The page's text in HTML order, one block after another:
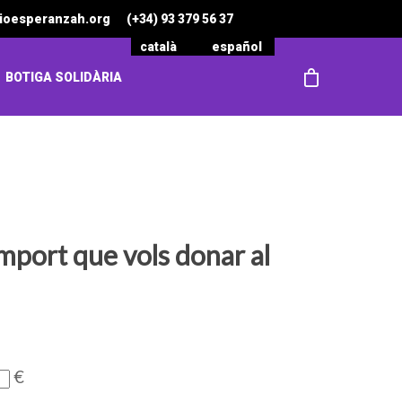
(+34) 93 379 56 37
BOTIGA SOLIDÀRIA
català español
que vols donar al
€